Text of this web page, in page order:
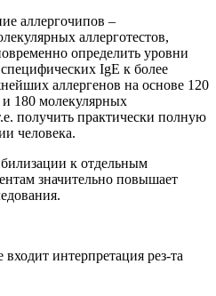
аллергочипов –
аллерготестов,
определить уровни
IgE к более
аллергенов на основе 120
и 180 молекулярных
получить практически полную
человека.
к отдельным
значительно повышает
интерпретация рез-та